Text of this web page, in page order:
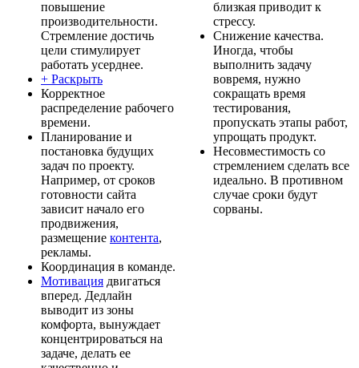
повышение
производительности.
Стремление достичь
цели стимулирует
работать усерднее.
+ Раскрыть
Корректное
распределение рабочего
времени.
Планирование и
постановка будущих
задач по проекту.
Например, от сроков
готовности сайта
зависит начало его
продвижения,
размещение контента,
рекламы.
Координация в команде.
Мотивация двигаться
вперед. Дедлайн
выводит из зоны
комфорта, вынуждает
концентрироваться на
задаче, делать ее
близкая приводит к
стрессу.
Снижение качества.
Иногда, чтобы
выполнить задачу
вовремя, нужно
сокращать время
тестирования,
пропускать этапы работ,
упрощать продукт.
Несовместимость со
стремлением сделать все
идеально. В противном
случае сроки будут
сорваны.